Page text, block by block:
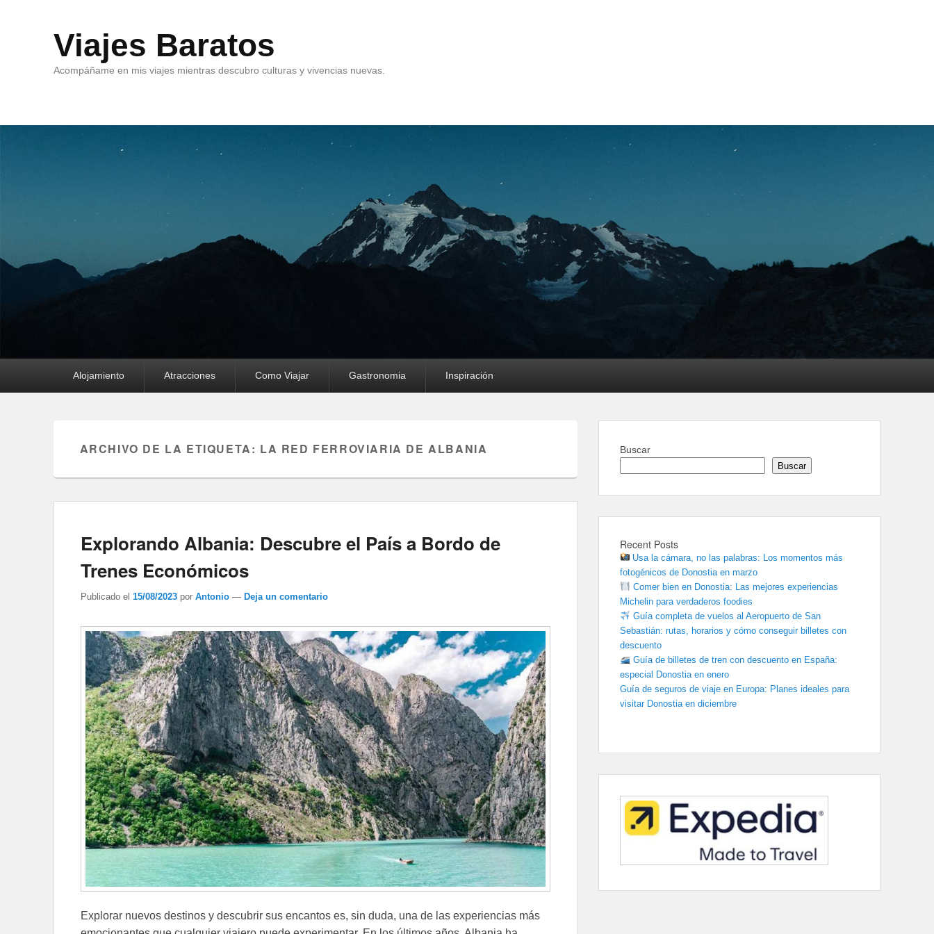
Viajes Baratos
Acompáñame en mis viajes mientras descubro culturas y vivencias nuevas.
Alojamiento Atracciones Como Viajar Gastronomia Inspiración
ARCHIVO DE LA ETIQUETA: LA RED FERROVIARIA DE ALBANIA
Explorando Albania: Descubre el País a Bordo de
Trenes Económicos
Publicado el 15/08/2023 por Antonio — Deja un comentario
Explorar nuevos destinos y descubrir sus encantos es, sin duda, una de las experiencias más
Buscar
Buscar
Recent Posts
Usa la cámara, no las palabras: Los momentos más
fotogénicos de Donostia en marzo
Comer bien en Donostia: Las mejores experiencias
Michelin para verdaderos foodies
Guía completa de vuelos al Aeropuerto de San
Sebastián: rutas, horarios y cómo conseguir billetes con
descuento
Guía de billetes de tren con descuento en España:
especial Donostia en enero
Guía de seguros de viaje en Europa: Planes ideales para
visitar Donostia en diciembre